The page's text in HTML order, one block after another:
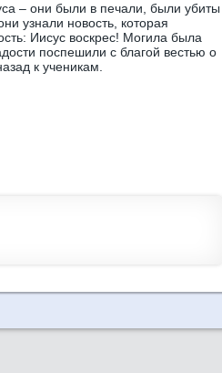
– они были в печали, были убиты
узнали новость, которая
Иисус воскрес! Могила была
поспешили с благой вестью о
к ученикам.